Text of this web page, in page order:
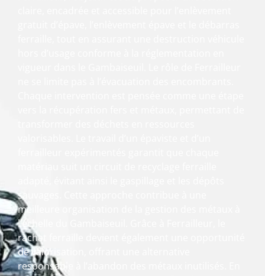
sauvages. Cette approche contribue à une
meilleure organisation de la gestion des métaux à
l’échelle du Gambaiseuil. Grâce à Ferrailleur, le
rachat ferraille devient également une opportunité
de valorisation, offrant une alternative
responsable à l’abandon des métaux inutilisés. En